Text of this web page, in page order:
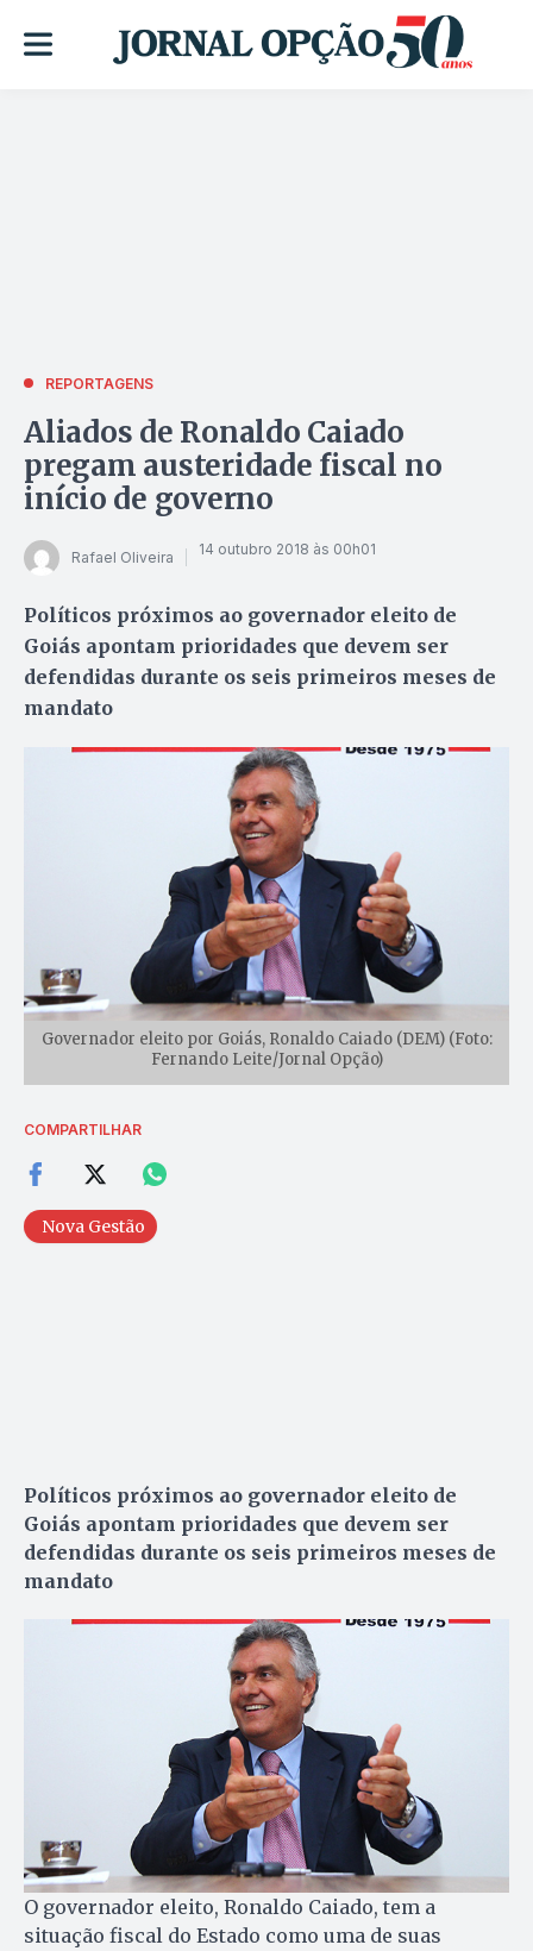
REPORTAGENS
Aliados de Ronaldo Caiado
pregam austeridade fiscal no
início de governo
Rafael Oliveira 14 outubro 2018 às 00h01
Políticos próximos ao governador eleito de
Goiás apontam prioridades que devem ser
defendidas durante os seis primeiros meses de
mandato
Governador eleito por Goiás, Ronaldo Caiado (DEM) (Foto:
Fernando Leite/Jornal Opção)
COMPARTILHAR
Nova Gestão
Políticos próximos ao governador eleito de
Goiás apontam prioridades que devem ser
defendidas durante os seis primeiros meses de
mandato
O governador eleito, Ronaldo Caiado, tem a
situação fiscal do Estado como uma de suas